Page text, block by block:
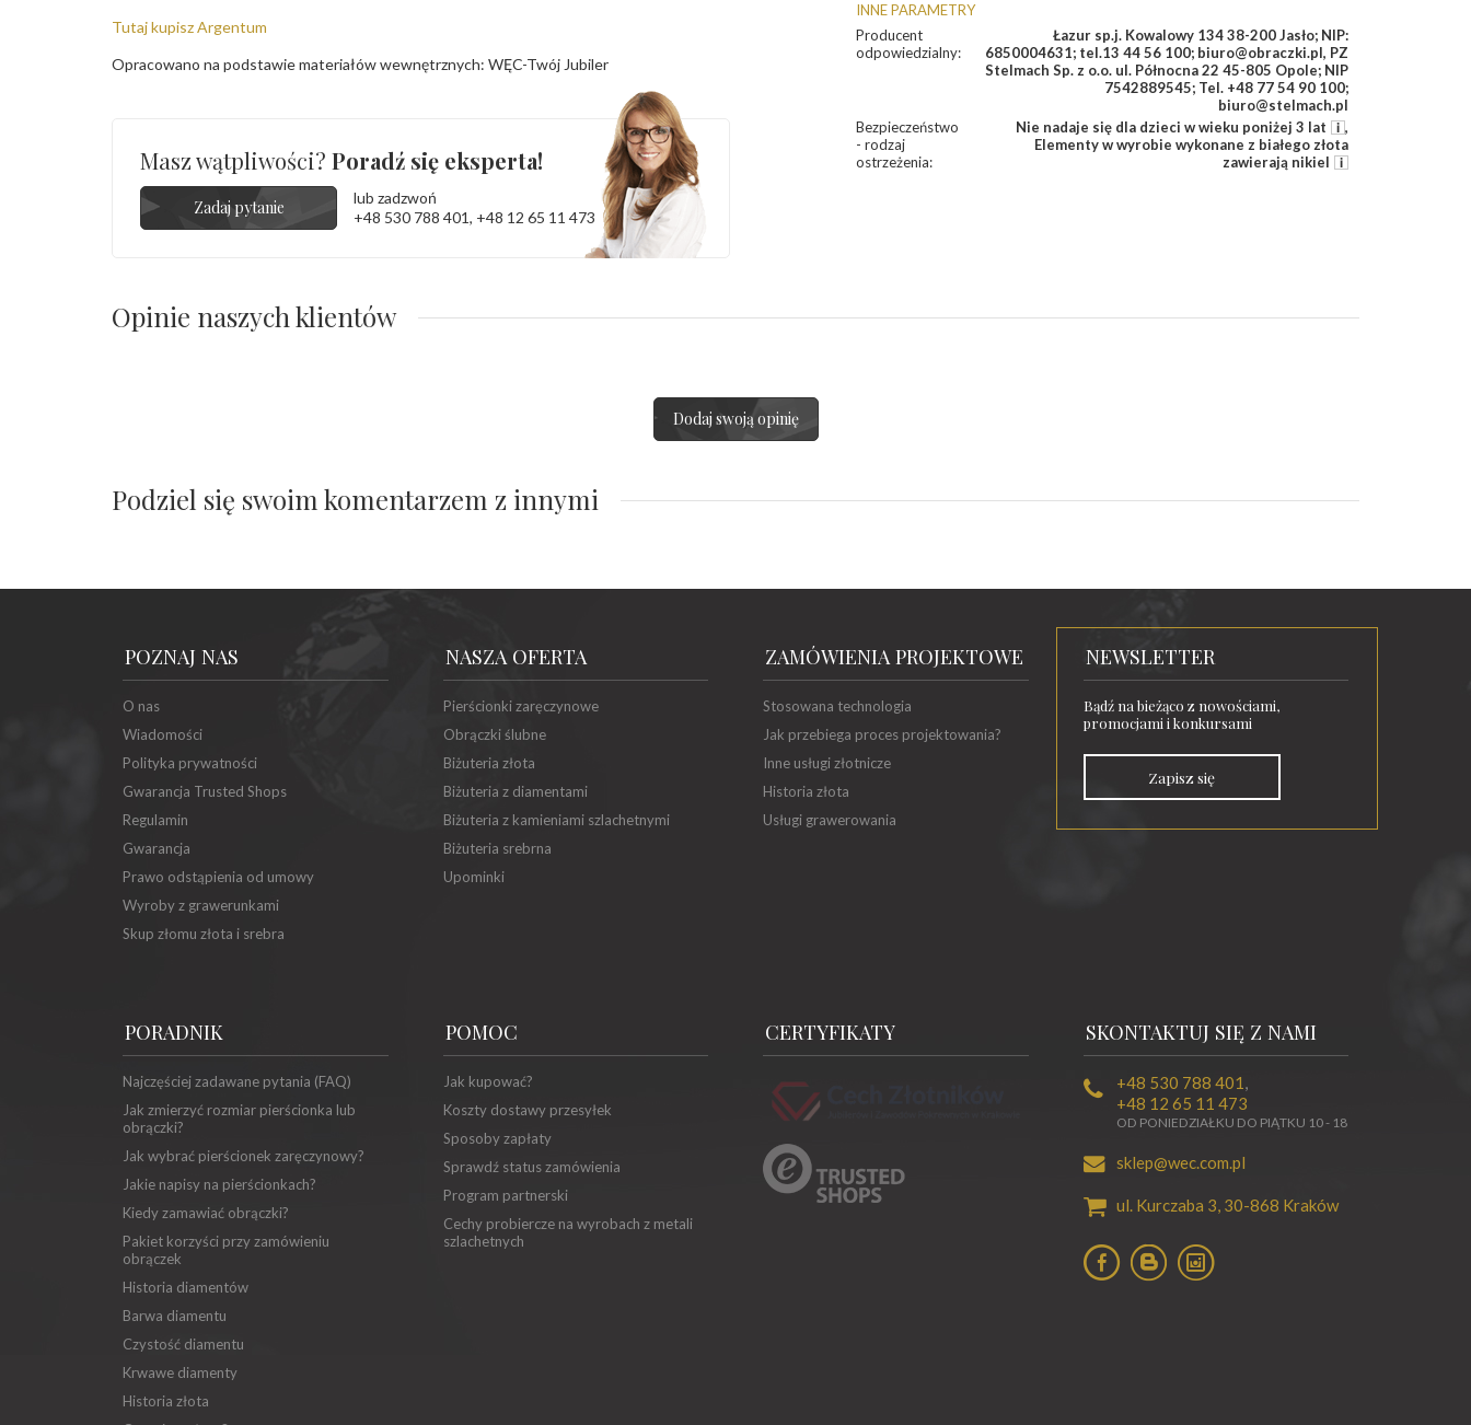
INNE PARAMETRY
Producent
odpowiedzialny:
Łazur sp.j. Kowalowy 134 38-200 Jasło; NIP:
6850004631; tel.13 44 56 100; biuro@obraczki.pl, PZ
Stelmach Sp. z o.o. ul. Północna 22 45-805 Opole; NIP
7542889545; Tel. +48 77 54 90 100;
biuro@stelmach.pl
Bezpieczeństwo
- rodzaj
ostrzeżenia:
Nie nadaje się dla dzieci w wieku poniżej 3 lat
,
Elementy w wyrobie wykonane z białego złota
zawierają nikiel
Tutaj kupisz Argentum
Opracowano na podstawie materiałów wewnętrznych: WĘC-Twój Jubiler
Masz wątpliwości? Poradź się eksperta!
Zadaj pytanie
lub zadzwoń
+48 530 788 401, +48 12 65 11 473
Opinie naszych klientów
Dodaj swoją opinię
Podziel się swoim komentarzem z innymi
POZNAJ NAS
O nas
Wiadomości
Polityka prywatności
Gwarancja Trusted Shops
Regulamin
Gwarancja
Prawo odstąpienia od umowy
Wyroby z grawerunkami
Skup złomu złota i srebra
NASZA OFERTA
Pierścionki zaręczynowe
Obrączki ślubne
Biżuteria złota
Biżuteria z diamentami
Biżuteria z kamieniami szlachetnymi
Biżuteria srebrna
Upominki
ZAMÓWIENIA PROJEKTOWE
Stosowana technologia
Jak przebiega proces projektowania?
Inne usługi złotnicze
Historia złota
Usługi grawerowania
NEWSLETTER
Bądź na bieżąco z nowościami,
promocjami i konkursami
Zapisz się
PORADNIK
Najczęściej zadawane pytania (FAQ)
Jak zmierzyć rozmiar pierścionka lub
obrączki?
Jak wybrać pierścionek zaręczynowy?
Jakie napisy na pierścionkach?
Kiedy zamawiać obrączki?
Pakiet korzyści przy zamówieniu
obrączek
Historia diamentów
Barwa diamentu
Czystość diamentu
Krwawe diamenty
Historia złota
POMOC
Jak kupować?
Koszty dostawy przesyłek
Sposoby zapłaty
Sprawdź status zamówienia
Program partnerski
Cechy probiercze na wyrobach z metali
szlachetnych
CERTYFIKATY SKONTAKTUJ SIĘ Z NAMI
+48 530 788 401 ,
+48 12 65 11 473
OD PONIEDZIAŁKU DO PIĄTKU 10 - 18
sklep@wec.com.pl
ul. Kurczaba 3, 30-868 Kraków